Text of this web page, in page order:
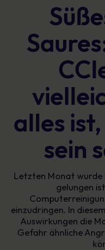
alles
sein
Letzten Monat wurde
gelungen
einzudringen. In
Auswirkungen die
Gefahr ähnliche